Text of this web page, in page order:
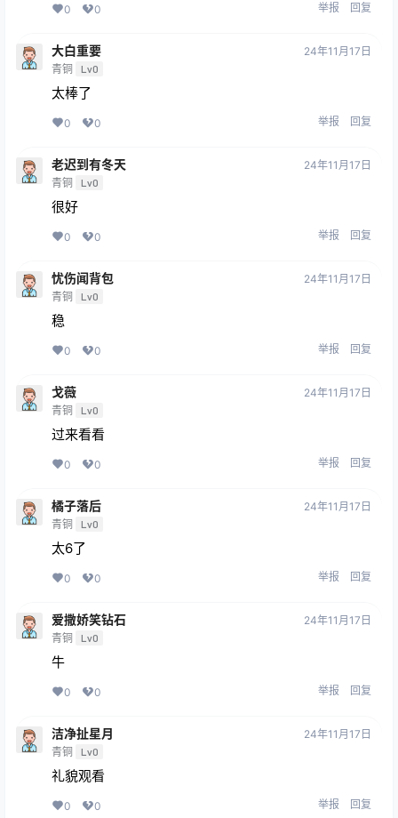
0 0 举报 回复
大白重要
青铜 Lv0
24年11月17日
太棒了
0 0 举报 回复
老迟到有冬天
青铜 Lv0
24年11月17日
很好
0 0 举报 回复
忧伤闻背包
青铜 Lv0
24年11月17日
稳
0 0 举报 回复
戈薇
青铜 Lv0
24年11月17日
过来看看
0 0 举报 回复
橘子落后
青铜 Lv0
24年11月17日
太6了
0 0 举报 回复
爱撒娇笑钻石
青铜 Lv0
24年11月17日
牛
0 0 举报 回复
洁净扯星月
青铜 Lv0
24年11月17日
礼貌观看
0 0 举报 回复